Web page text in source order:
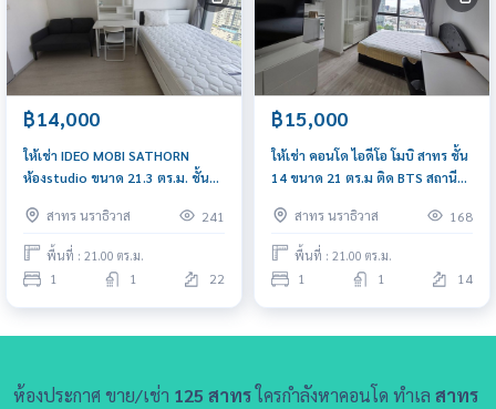
฿14,000
ให้เช่า IDEO MOBI SATHORN
ห้องstudio ขนาด 21.3 ตร.ม. ชั้น
กรุงธนบุรี
สาทร นราธิวาส 241
พื้นที่ : 21.00 ตร.ม.
1 1 22
฿15,000
ให้เช่า คอนโด ไอดีโอ โมบิ สาทร ชั้น
14 ขนาด 21 ตร.ม ติด BTS สถานี
เข้าอยู่สาทร นราธิวาส 168
พื้นที่ : 21.00 ตร.ม.
1 1 14
ห้องประกาศ ขาย/เช่า 125 สาทรใครกำลังหาคอนโด ทำเล สาทร